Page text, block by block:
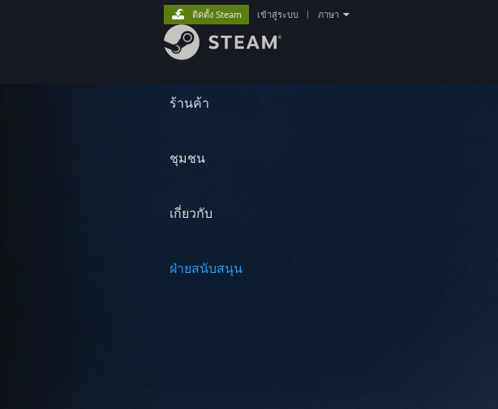
ร้านค้า
ชุมชน
เกี่ยวกับ
ฝ่ายสนับสนุน
ติดตั้ง Steam เข้าสู่ระบบ ภาษา